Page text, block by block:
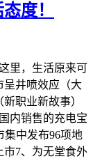
度！
里，生活原来可
呈井喷效应（大
职业新故事）
内销售的充电宝
集中发布96项地
市7、为无堂食外